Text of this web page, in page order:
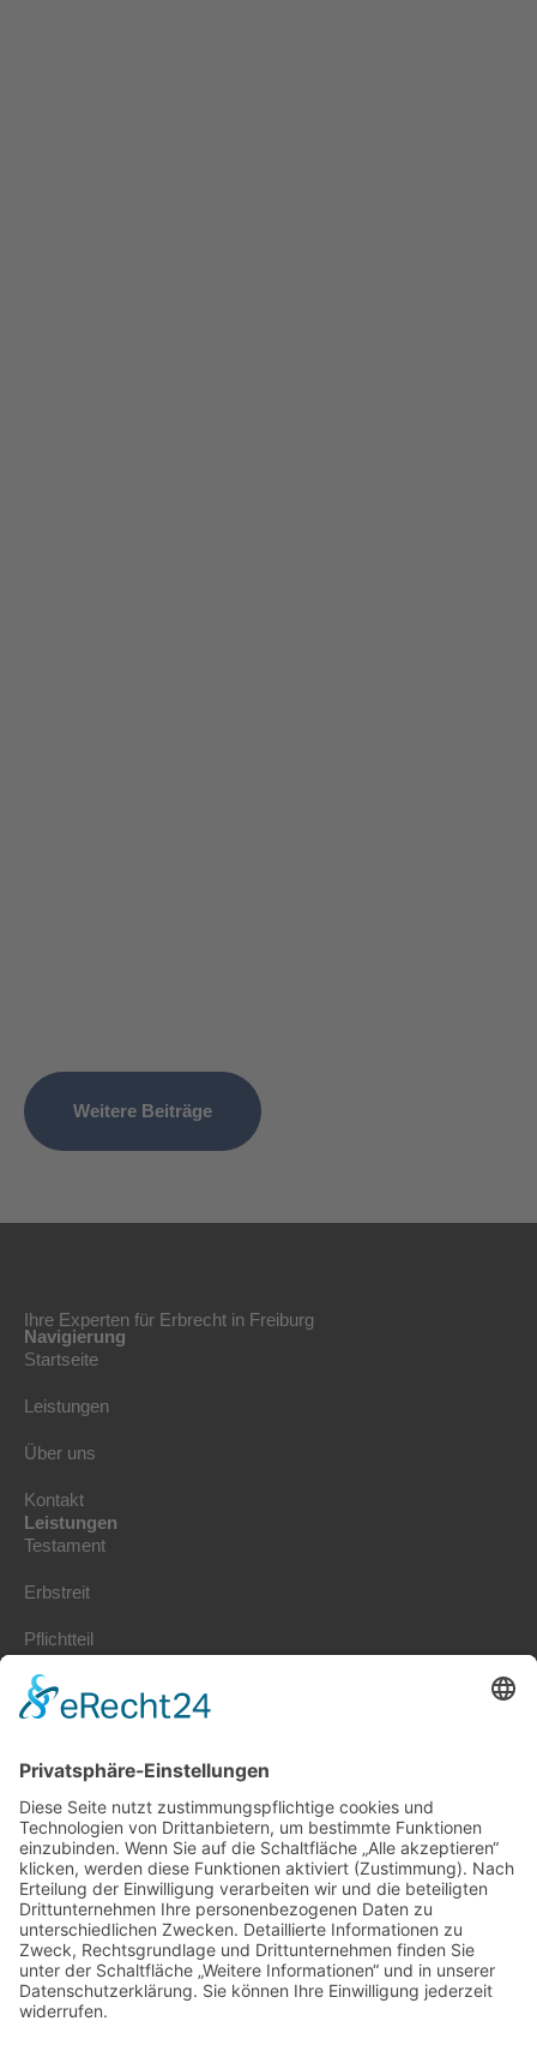
Weitere Beiträge
Ihre Experten für Erbrecht in Freiburg
Navigierung
Startseite
Leistungen
Über uns
Kontakt
Leistungen
Testament
Erbstreit
Pflichtteil
Erbrecht Kosten
Erbengemeinschaft
Vorsorgevollmacht
Patientenverfügung
Nachlassplanung
Schenkung
Kontakt